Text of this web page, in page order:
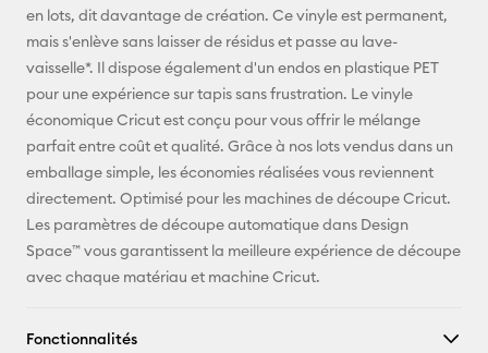
Facebook
en lots, dit davantage de création. Ce vinyle est permanent,
mais s'enlève sans laisser de résidus et passe au lave-
vaisselle*. Il dispose également d'un endos en plastique PET
pour une expérience sur tapis sans frustration. Le vinyle
économique Cricut est conçu pour vous offrir le mélange
parfait entre coût et qualité. Grâce à nos lots vendus dans un
emballage simple, les économies réalisées vous reviennent
directement. Optimisé pour les machines de découpe Cricut.
Les paramètres de découpe automatique dans Design
Space™ vous garantissent la meilleure expérience de découpe
avec chaque matériau et machine Cricut.
Fonctionnalités